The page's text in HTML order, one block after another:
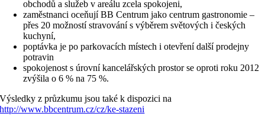
obchodů a služeb v areálu zcela spokojeni,
zaměstnanci oceňují BB Centrum jako centrum gastronomie –
přes 20 možností stravování s výběrem světových i českých
kuchyní,
poptávka je po parkovacích místech i otevření další prodejny
potravin
spokojenost s úrovní kancelářských prostor se oproti roku 2012
zvýšila o 6 % na 75 %.
Výsledky z průzkumu jsou také k dispozici na
http://www.bbcentrum.cz/cz/ke-stazeni